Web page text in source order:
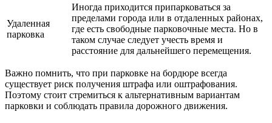
Удаленная
парковка
Иногда приходится припарковаться за
пределами города или в отдаленных районах,
где есть свободные парковочные места. Но в
таком случае следует учесть время и
расстояние для дальнейшего перемещения.
Важно помнить, что при парковке на бордюре всегда
существует риск получения штрафа или оштрафования.
Поэтому стоит стремиться к альтернативным вариантам
парковки и соблюдать правила дорожного движения.